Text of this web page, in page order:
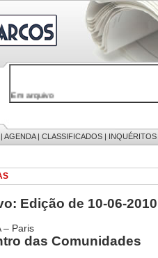
32646 notícias
9886 mensagens
201 registos
AGENDA| CLASSIFICADOS | INQUÉRITOS
Edição de 10-06-2010
– Paris
das Comunidades